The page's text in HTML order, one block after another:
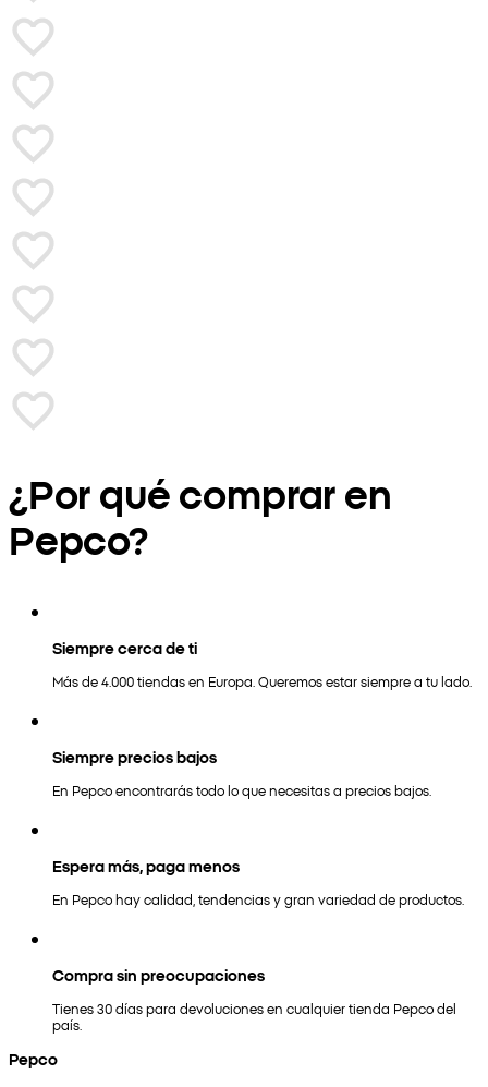
¿Por qué comprar en
Pepco?
Siempre cerca de ti
Más de 4.000 tiendas en Europa. Queremos estar siempre a tu lado.
Siempre precios bajos
En Pepco encontrarás todo lo que necesitas a precios bajos.
Espera más, paga menos
En Pepco hay calidad, tendencias y gran variedad de productos.
Compra sin preocupaciones
Tienes 30 días para devoluciones en cualquier tienda Pepco del
país.
Pepco